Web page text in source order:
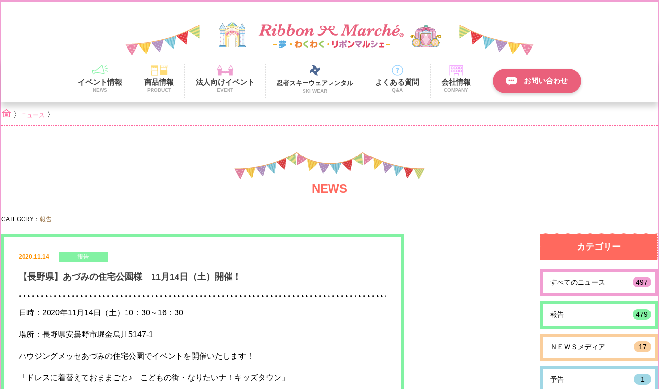
イベント情報
NEWS
商品情報
PRODUCT
法人向けイベント
EVENT
忍者スキーウェアレンタル
SKI WEAR
よくある質問
Q&A
会社情報
COMPANY
お問い合わせ
〉 ニュース 〉
NEWS
CATEGORY： 報告
2020.11.14 報告
【長野県】あづみの住宅公園様 11月14日（土）開催！
日時：2020年11月14日（土）10：30～16：30
場所：長野県安曇野市堀金烏川5147-1
ハウジングメッセあづみの住宅公園でイベントを開催いたします！
「ドレスに着替えておままごと♪ こどもの街・なりたいナ！キッズタウン」
カテゴリー
すべてのニュース 497
報告 479
ＮＥＷＳメディア 17
予告 1